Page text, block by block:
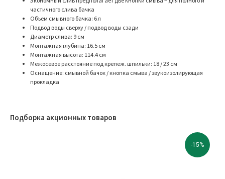
частичного слива бачка
Объем смывного бачка: 6 л
Подвод воды сверху / подвод воды сзади
Диаметр слива: 9 см
Монтажная глубина: 16.5 см
Монтажная высота: 114.4 см
Межосевое расстояние под крепеж. шпильки: 18 / 23 см
Оснащение: смывной бачок / кнопка смыва / звукоизолирующая
прокладка
Подборка акционных товаров
-15%